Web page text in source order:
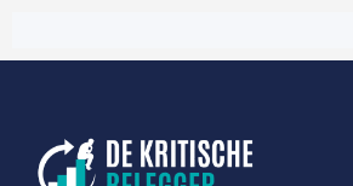
naar
inhoud